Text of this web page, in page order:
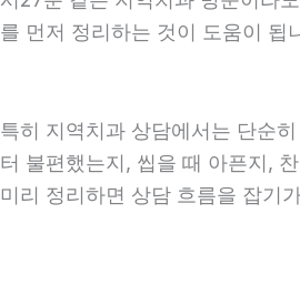
를 먼저 정리하는 것이 도움이 됩
특히 지역치과 상담에서는 단순
터 불편했는지, 씹을 때 아픈지,
미리 정리하면 상담 흐름을 잡기